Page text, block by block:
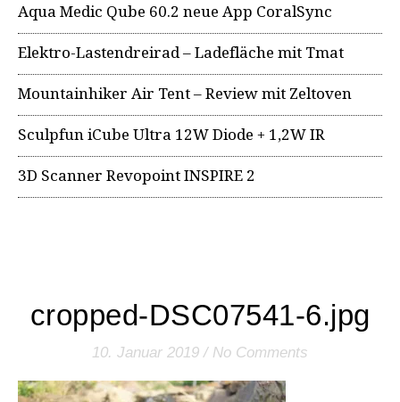
Aqua Medic Qube 60.2 neue App CoralSync
Elektro-Lastendreirad – Ladefläche mit Tmat
Mountainhiker Air Tent – Review mit Zeltoven
Sculpfun iCube Ultra 12W Diode + 1,2W IR
3D Scanner Revopoint INSPIRE 2
cropped-DSC07541-6.jpg
10. Januar 2019 / No Comments